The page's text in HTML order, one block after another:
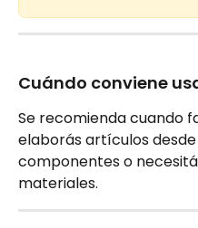
Cuándo conviene
Se recomienda cuando
elaborás artículos
componentes o
materiales.